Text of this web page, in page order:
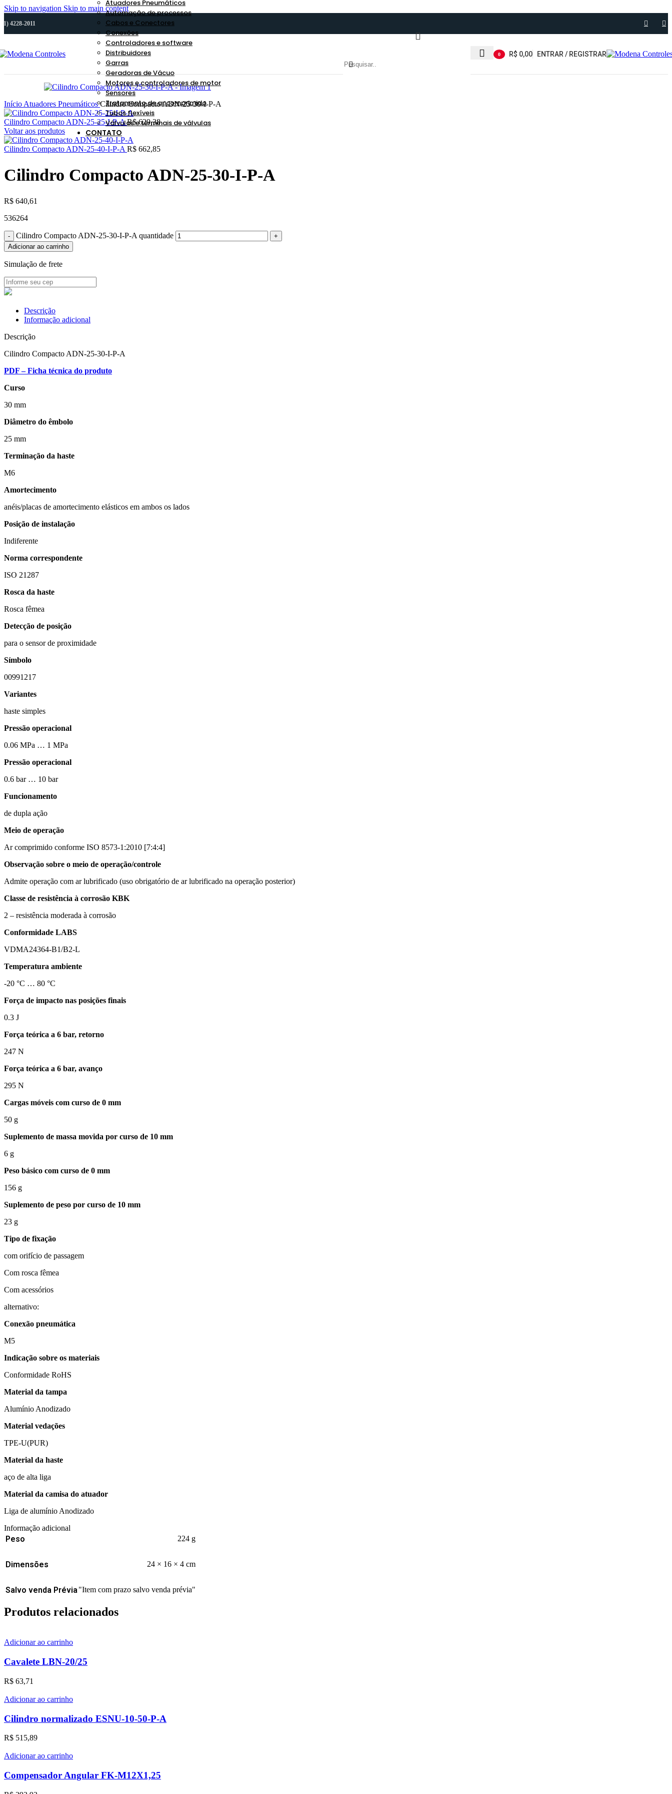
Skip to navigation Skip to main content
4228-2011
Atuadores Pneumáticos
Automação de processos
Cabos e Conectores
Conexões
Controladores e software
Distribuidores
Garras
Geradoras de Vácuo
Motores e controladores de motor
Sensores
Tratamento de ar comprimido
Tubos flexíveis
Válvulas e terminais de válvulas
CONTATO
0
R$ 0,00 ENTRAR / REGISTRAR
Início Atuadores PneumáticosCilindro Compacto ADN-25-30-I-P-A
Cilindro Compacto ADN-25-25-I-P-AR$629,38
Voltar aos produtos
Cilindro Compacto ADN-25-40-I-P-A R$ 662,85
Cilindro Compacto ADN-25-30-I-P-A
R$ 640,61
536264
Cilindro Compacto ADN-25-30-I-P-A quantidade
Adicionar ao carrinho
Simulação de frete
Descrição
Informação adicional
Descrição
Cilindro Compacto ADN-25-30-I-P-A
PDF – Ficha técnica do produto
Curso
30 mm
Diâmetro do êmbolo
25 mm
Terminação da haste
M6
Amortecimento
anéis/placas de amortecimento elásticos em ambos os lados
Posição de instalação
Indiferente
Norma correspondente
ISO 21287
Rosca da haste
Rosca fêmea
Detecção de posição
para o sensor de proximidade
Símbolo
00991217
Variantes
haste simples
Pressão operacional
0.06 MPa … 1 MPa
Pressão operacional
0.6 bar … 10 bar
Funcionamento
de dupla ação
Meio de operação
Ar comprimido conforme ISO 8573-1:2010 [7:4:4]
Observação sobre o meio de operação/controle
Admite operação com ar lubrificado (uso obrigatório de ar lubrificado na operação posterior)
Classe de resistência à corrosão KBK
2 – resistência moderada à corrosão
Conformidade LABS
VDMA24364-B1/B2-L
Temperatura ambiente
-20 °C … 80 °C
Força de impacto nas posições finais
0.3 J
Força teórica a 6 bar, retorno
247 N
Força teórica a 6 bar, avanço
295 N
Cargas móveis com curso de 0 mm
50 g
Suplemento de massa movida por curso de 10 mm
6 g
Peso básico com curso de 0 mm
156 g
Suplemento de peso por curso de 10 mm
23 g
Tipo de fixação
com orifício de passagem
Com rosca fêmea
Com acessórios
alternativo:
Conexão pneumática
M5
Indicação sobre os materiais
Conformidade RoHS
Material da tampa
Alumínio Anodizado
Material vedações
TPE-U(PUR)
Material da haste
aço de alta liga
Material da camisa do atuador
Liga de alumínio Anodizado
Informação adicional
Peso 224 g
Dimensões 24 × 16 × 4 cm
Salvo venda Prévia "Item com prazo salvo venda prévia"
Produtos relacionados
Adicionar ao carrinho
Cavalete LBN-20/25
R$ 63,71
Adicionar ao carrinho
Cilindro normalizado ESNU-10-50-P-A
R$ 515,89
Adicionar ao carrinho
Compensador Angular FK-M12X1,25